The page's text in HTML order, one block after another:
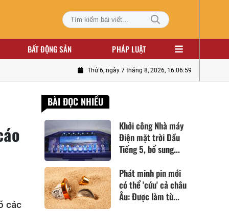
BẤT ĐỘNG SẢN PHÁP LUẬT
Thứ 6, ngày 7 tháng 8, 2026, 16:07:00
các
BÀI ĐỌC NHIỀU
Khởi công Nhà máy
Điện mặt trời Dầu
Tiếng 5, bổ sung...
Phát minh pin mới
có thể 'cứu' cả châu
Âu: Được làm từ...